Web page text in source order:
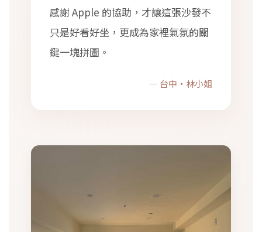
感謝 Apple 的協助，才讓這張沙發不
只是好看好坐，更成為家裡氣氛的關
鍵一塊拼圖。
— 台中・林小姐